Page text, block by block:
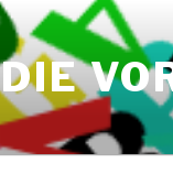
DIE